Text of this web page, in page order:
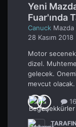
Yeni
Fuar'ında
Canuck
28 Kasım 2018
Motor
dizel.
gelecek.
mevcut